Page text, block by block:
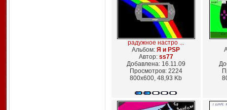
радужное настро ...
Альбом: Я и PSP
Автор: ss77
Добавлена: 16.11.09
Просмотров: 2224
800x600, 48,93 Kb